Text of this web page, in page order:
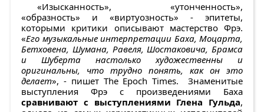
«Изысканность», «утонченность»,
«образность» и «виртуозность» - эпитеты,
которыми критики описывают мастерство Фрэ.
«Его музыкальные интерпретации Баха, Моцарта,
Бетховена, Шумана, Равеля, Шостаковича, Брамса
и Шуберта настолько художественны и
оригинальны, что трудно понять, как он это
делает», - пишет The Epoch Times. Знаменитые
выступления Фрэ с произведениями Баха
сравнивают с выступлениями Глена Гульда,